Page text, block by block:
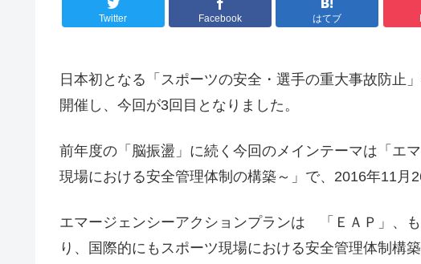
Twitter Facebook はてブ
日本初となる「スポーツの安全・選手の重大事故防止
開催し、今回が3回目となりました。
前年度の「脳振盪」に続く今回のメインテーマは「エ
現場における安全管理体制の構築～」で、2016年11月
エマージェンシーアクションプランは 「ＥＡＰ」、
り、国際的にもスポーツ現場における安全管理体制構